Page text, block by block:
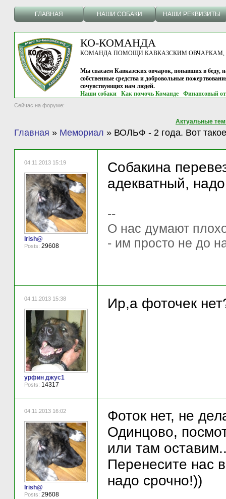
ГЛАВНАЯ НАШИ СОБАКИ НАШИ РЕКВИЗИТЫ
КО-КОМАНДА
КОМАНДА ПОМОЩИ КАВКАЗСКИМ ОВЧАРКАМ, г.
Мы спасаем Кавказских овчарок, попавших в беду,
собственные средства и добровольные
сочувствующих нам людей.
Наши собаки
Как помочь Команде Финансовый
Сейчас на форуме:
Актуальные
Главная » Мемориал » ВОЛЬФ - 2 года. Вот
04.11.2013 15:19
Irish@
Posts: 29608
Собакина
адекватный,
--
О нас думают
- им просто не до
04.11.2013 15:38
урфин джус1
Posts: 14317
Ир,а фоточек
04.11.2013 16:02
Irish@
Posts: 29608
Фоток нет, не
Одинцово,
или там
Перенесите нас
надо срочно!))